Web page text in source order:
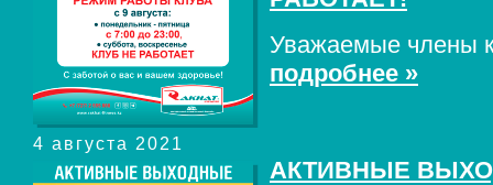
Уважаемые члены
подробнее »
4 августа 2021
АКТИВНЫЕ